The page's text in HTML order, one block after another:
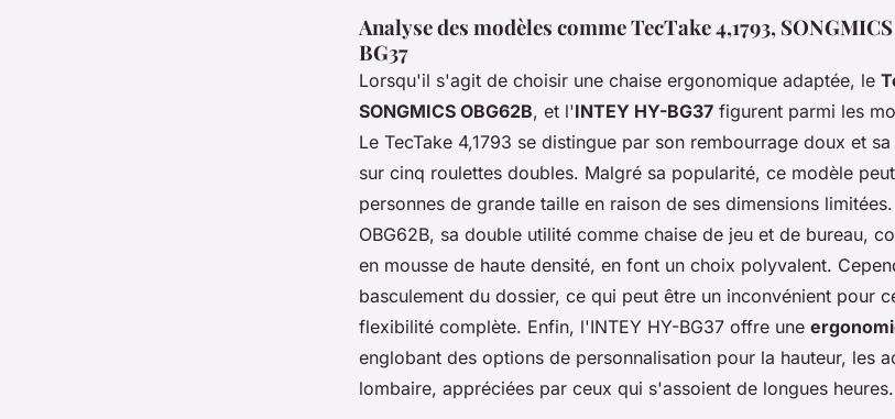
Analyse des modèles comme TecTake 4,1793,
BG37
Lorsqu'il s'agit de choisir une chaise ergonomique adaptée, le
SONGMICS OBG62B, et l'INTEY HY-BG37 figurent parmi les
Le TecTake 4,1793 se distingue par son rembourrage doux et
sur cinq roulettes doubles. Malgré sa popularité, ce modèle
personnes de grande taille en raison de ses dimensions limitées.
OBG62B, sa double utilité comme chaise de jeu et de bureau,
en mousse de haute densité, en font un choix polyvalent.
basculement du dossier, ce qui peut être un inconvénient pour
flexibilité complète. Enfin, l'INTEY HY-BG37 offre une
englobant des options de personnalisation pour la hauteur, les
lombaire, appréciées par ceux qui s'assoient de longues heures.